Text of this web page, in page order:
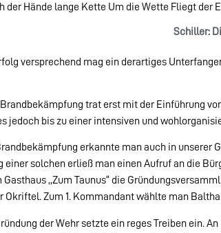
der Hände lange Kette Um die Wette Fliegt der
Schiller:
versprechend mag ein derartiges
trat erst mit der Einführung
jedoch bis zu einer intensiven und
erkannte man auch in
einer solchen erließ man einen Aufruf an die
Gasthaus ,,Zum Taunus“ die
Okriftel. Zum 1. Kommandant wählte man
der Wehr setzte ein reges Treiben ein.